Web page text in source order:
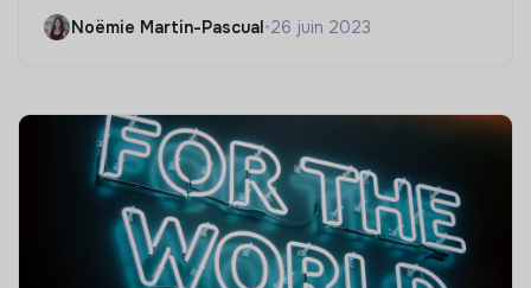
Noëmie Martin-Pascual•26 juin 2023